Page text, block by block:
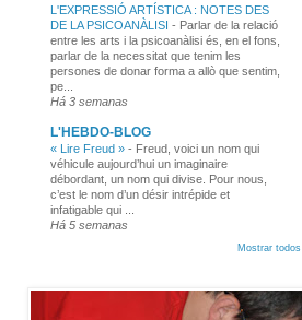
L'EXPRESSIÓ ARTÍSTICA : NOTES DES
DE LA PSICOANÀLISI - Parlar de la relació
entre les arts i la psicoanàlisi és, en el fons,
parlar de la necessitat que tenim les
persones de donar forma a allò que sentim,
pe...
Há 3 semanas
L'HEBDO-BLOG
« Lire Freud » - Freud, voici un nom qui
véhicule aujourd’hui un imaginaire
débordant, un nom qui divise. Pour nous,
c’est le nom d’un désir intrépide et
infatigable qui ...
Há 5 semanas
Mostrar todos